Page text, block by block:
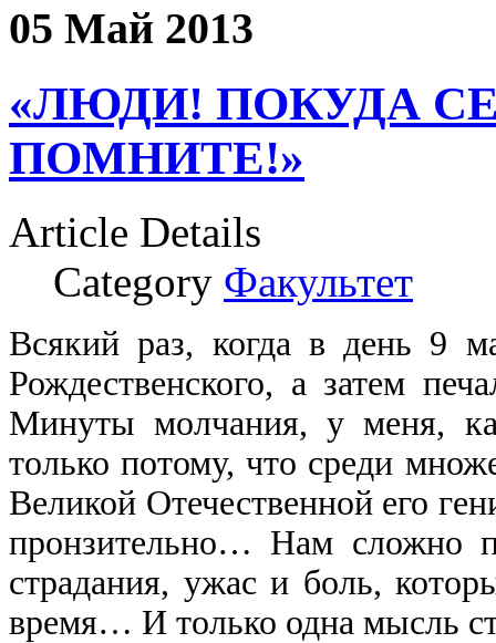
05 Май 2013
«ЛЮДИ! ПОКУДА
ПОМНИТЕ!»
Article Details
Category Факультет
Всякий раз, когда в день 9
Рождественского, а затем
Минуты молчания, у меня,
только потому, что среди
Великой Отечественной его
пронзительно… Нам сложно
страдания, ужас и боль,
время… И только одна мысль